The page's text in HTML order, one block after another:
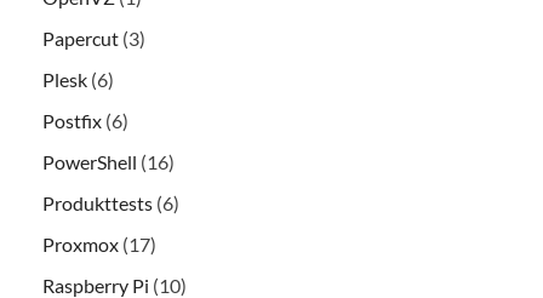
Papercut (3)
Plesk (6)
Postfix (6)
PowerShell (16)
Produkttests (6)
Proxmox (17)
Raspberry Pi (10)